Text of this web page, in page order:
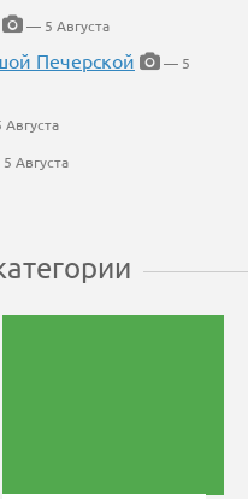
— 5 Августа
Печерской
— 5
Августа